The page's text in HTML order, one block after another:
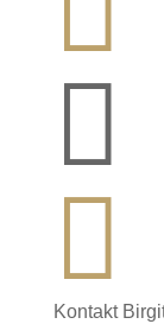


Kontakt